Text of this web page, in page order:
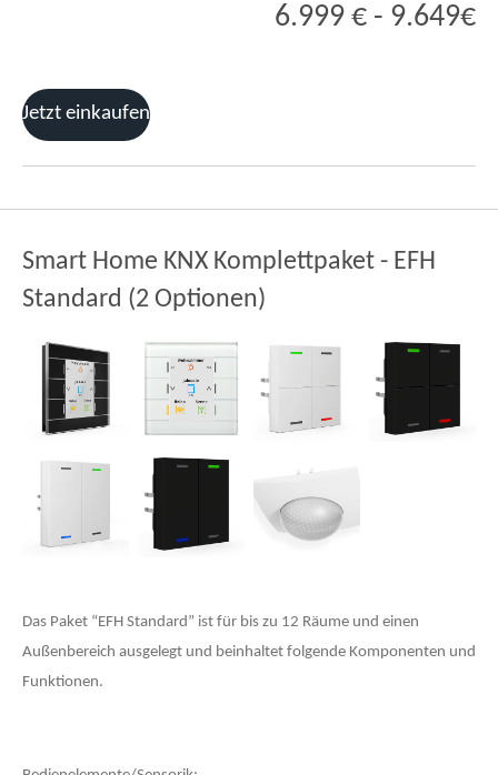
6.999 € - 9.649€
Jetzt einkaufen
Smart Home KNX Komplettpaket - EFH
Standard (2 Optionen)
Das Paket “EFH Standard” ist für bis zu 12 Räume und einen
Außenbereich ausgelegt und beinhaltet folgende Komponenten und
Funktionen.